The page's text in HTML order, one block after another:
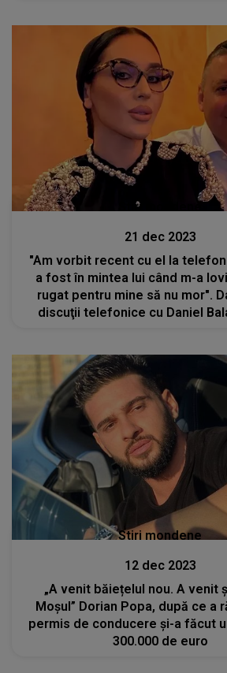
Stiri mondene
21 dec 2023
"Am vorbit recent cu el la
a fost în mintea lui când m-a
rugat pentru mine să nu mor".
discuţii telefonice cu Daniel
Stiri mondene
12 dec 2023
„A venit băiețelul nou. A venit
Moșul” Dorian Popa, după ce a
permis de conducere și-a făcut
300.000 de euro